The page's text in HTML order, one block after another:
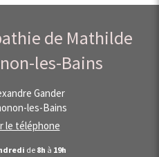
de Mathilde
les-Bains
Gander
les-Bains
le téléphone
de 8h à 19h